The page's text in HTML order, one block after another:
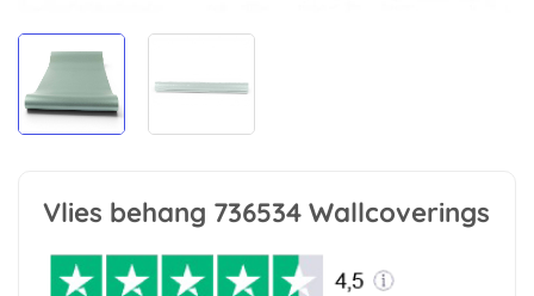
Vlies behang 736534 Wallcoverings